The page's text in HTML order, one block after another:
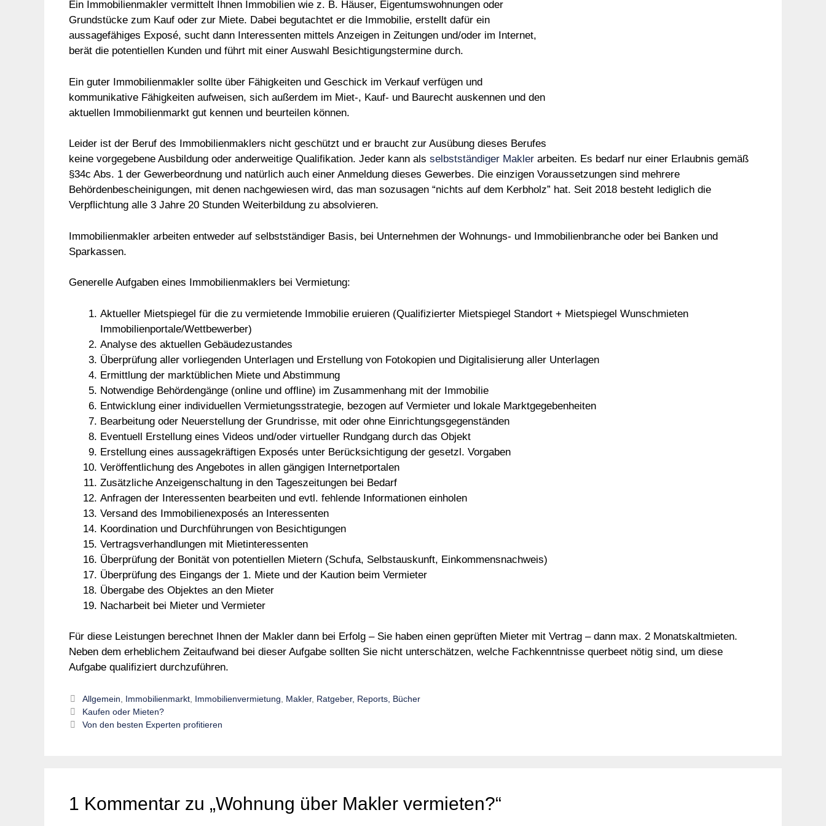
Ein Immobilienmakler vermittelt Ihnen Immobilien wie z. B. Häuser, Eigentumswohnungen oder
Grundstücke zum Kauf oder zur Miete. Dabei begutachtet er die Immobilie, erstellt dafür ein
aussagefähiges Exposé, sucht dann Interessenten mittels Anzeigen in Zeitungen und/oder im Internet,
berät die potentiellen Kunden und führt mit einer Auswahl Besichtigungstermine durch.
Ein guter Immobilienmakler sollte über Fähigkeiten und Geschick im Verkauf verfügen und
kommunikative Fähigkeiten aufweisen, sich außerdem im Miet-, Kauf- und Baurecht auskennen und den
aktuellen Immobilienmarkt gut kennen und beurteilen können.
Leider ist der Beruf des Immobilienmaklers nicht geschützt und er braucht zur Ausübung dieses Berufes
keine vorgegebene Ausbildung oder anderweitige Qualifikation. Jeder kann als selbstständiger Makler arbeiten. Es bedarf nur einer Erlaubnis gemäß
§34c Abs. 1 der Gewerbeordnung und natürlich auch einer Anmeldung dieses Gewerbes. Die einzigen Voraussetzungen sind mehrere
Behördenbescheinigungen, mit denen nachgewiesen wird, das man sozusagen “nichts auf dem Kerbholz” hat. Seit 2018 besteht lediglich die
Verpflichtung alle 3 Jahre 20 Stunden Weiterbildung zu absolvieren.
Immobilienmakler arbeiten entweder auf selbstständiger Basis, bei Unternehmen der Wohnungs- und Immobilienbranche oder bei Banken und
Sparkassen.
Generelle Aufgaben eines Immobilienmaklers bei Vermietung:
Aktueller Mietspiegel für die zu vermietende Immobilie eruieren (Qualifizierter Mietspiegel Standort + Mietspiegel Wunschmieten
Immobilienportale/Wettbewerber)
Analyse des aktuellen Gebäudezustandes
Überprüfung aller vorliegenden Unterlagen und Erstellung von Fotokopien und Digitalisierung aller Unterlagen
Ermittlung der marktüblichen Miete und Abstimmung
Notwendige Behördengänge (online und offline) im Zusammenhang mit der Immobilie
Entwicklung einer individuellen Vermietungsstrategie, bezogen auf Vermieter und lokale Marktgegebenheiten
Bearbeitung oder Neuerstellung der Grundrisse, mit oder ohne Einrichtungsgegenständen
Eventuell Erstellung eines Videos und/oder virtueller Rundgang durch das Objekt
Erstellung eines aussagekräftigen Exposés unter Berücksichtigung der gesetzl. Vorgaben
Veröffentlichung des Angebotes in allen gängigen Internetportalen
Zusätzliche Anzeigenschaltung in den Tageszeitungen bei Bedarf
Anfragen der Interessenten bearbeiten und evtl. fehlende Informationen einholen
Versand des Immobilienexposés an Interessenten
Koordination und Durchführungen von Besichtigungen
Vertragsverhandlungen mit Mietinteressenten
Überprüfung der Bonität von potentiellen Mietern (Schufa, Selbstauskunft, Einkommensnachweis)
Überprüfung des Eingangs der 1. Miete und der Kaution beim Vermieter
Übergabe des Objektes an den Mieter
Nacharbeit bei Mieter und Vermieter
Für diese Leistungen berechnet Ihnen der Makler dann bei Erfolg – Sie haben einen geprüften Mieter mit Vertrag – dann max. 2 Monatskaltmieten.
Neben dem erheblichem Zeitaufwand bei dieser Aufgabe sollten Sie nicht unterschätzen, welche Fachkenntnisse querbeet nötig sind, um diese
Aufgabe qualifiziert durchzuführen.
Kategorien
Allgemein Immobilienmarkt, Immobilienvermietung Makler, Ratgeber, Reports, Bücher
Kaufen oder Mieten?
Von den besten Experten profitieren
1 Kommentar zu „Wohnung über Makler vermieten?“